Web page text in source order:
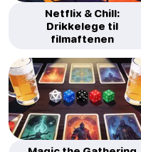
Netflix & Chill:
Drikkelege til
filmaftenen